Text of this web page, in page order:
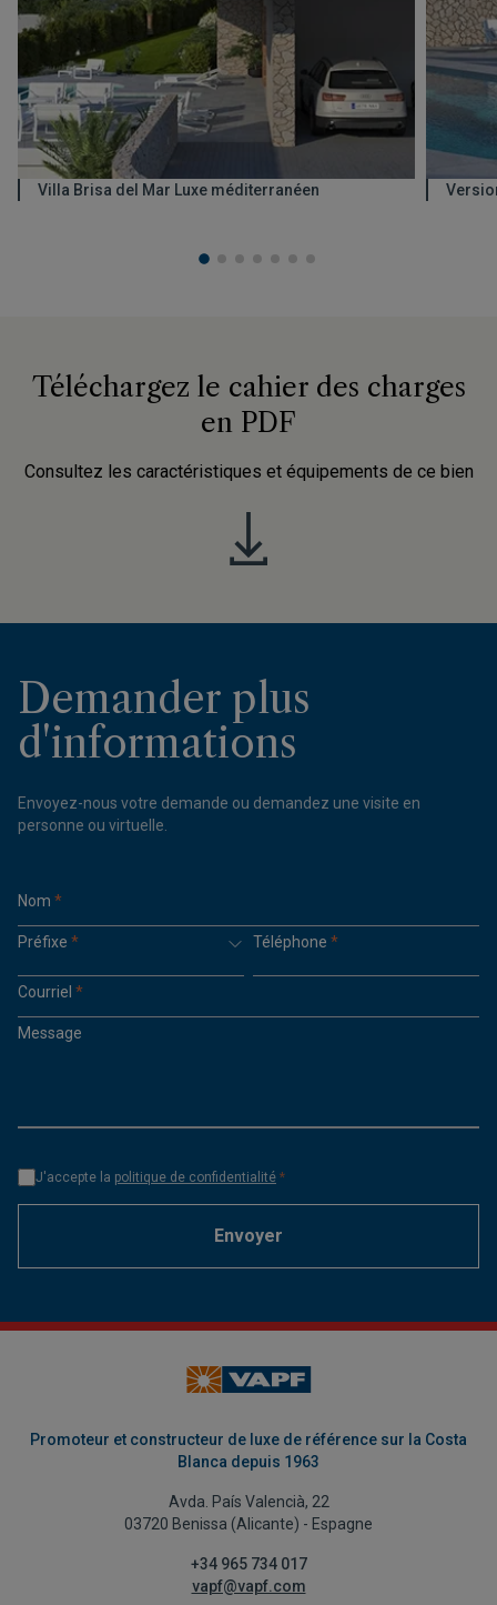
Villa Brisa del Mar Luxe méditerranéen
Téléchargez le cahier des charges
en PDF
Consultez les caractéristiques et équipements de ce bien
Demander plus
d'informations
Envoyez-nous votre demande ou demandez une visite en
personne ou virtuelle.
Nom *
Préfixe * Téléphone *
Courriel *
Message
J'accepte la politique de confidentialité *
Envoyer
Promoteur et constructeur de luxe de référence sur la Costa
Blanca depuis 1963
Avda. País Valencià, 22
03720 Benissa (Alicante) - Espagne
+34 965 734 017
vapf@vapf.com